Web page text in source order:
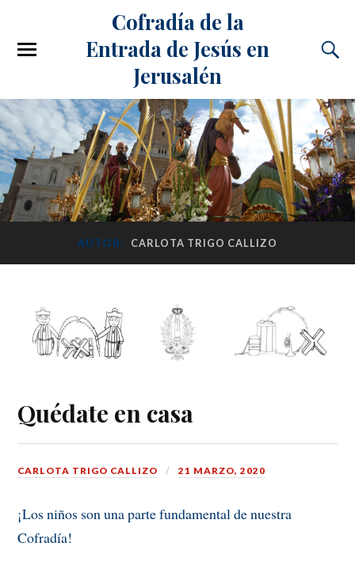
Cofradía de la
Entrada de Jesús en
Jerusalén
AUTOR: CARLOTA TRIGO CALLIZO
Quédate en casa
CARLOTA TRIGO CALLIZO 21 MARZO, 2020
¡Los niños son una parte fundamental de nuestra
Cofradía!